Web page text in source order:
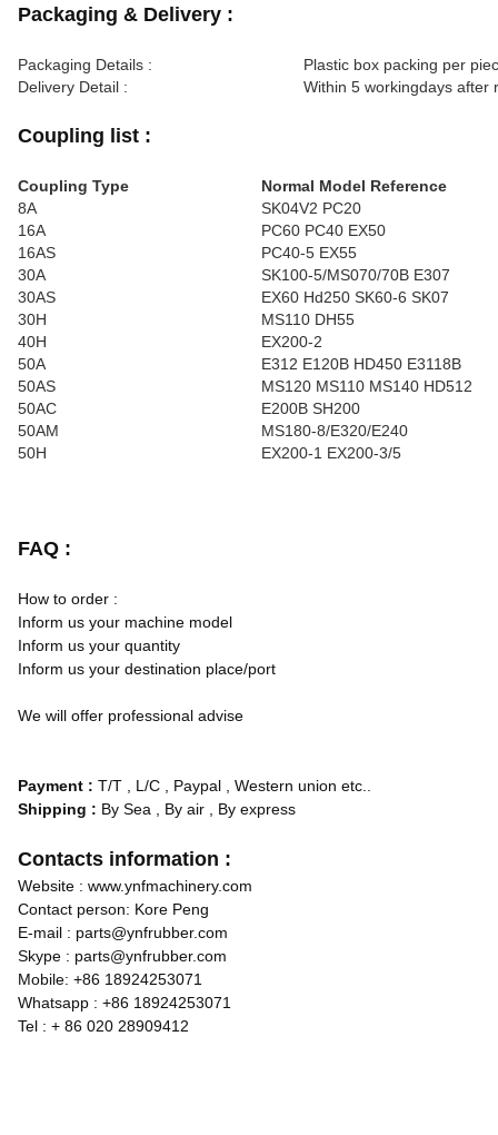
Packaging & Delivery :
Packaging Details :
Plastic box packing per
Delivery Detail :
Within 5 workingdays after
Coupling list :
Coupling Type
Normal Model Reference
8A
SK04V2 PC20
16A
PC60 PC40 EX50
16AS
PC40-5 EX55
30A
SK100-5/MS070/70B E307
30AS
EX60 Hd250 SK60-6 SK07
30H
MS110 DH55
40H
EX200-2
50A
E312 E120B HD450 E3118B
50AS
MS120 MS110 MS140 HD512
50AC
E200B SH200
50AM
MS180-8/E320/E240
50H
EX200-1 EX200-3/5
FAQ :
How to order :
Inform us your machine model
Inform us your quantity
Inform us your destination place/port
We will offer professional advise
Payment : T/T , L/C , Paypal , Western union etc..
Shipping : By Sea , By air , By express
Contacts information :
Website : www.ynfmachinery.com
Contact person: Kore Peng
E-mail : parts@ynfrubber.com
Skype : parts@ynfrubber.com
Mobile: +86 18924253071
Whatsapp : +86 18924253071
Tel : + 86 020 28909412